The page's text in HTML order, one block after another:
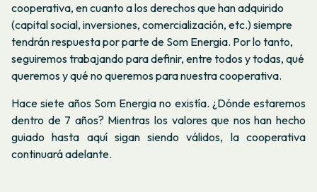
cooperativa, en cuanto a los derechos que han adquirido
(capital social, inversiones, comercialización, etc.) siempre
tendrán respuesta por parte de Som Energia. Por lo tanto,
seguiremos trabajando para definir, entre todos y todas, qué
queremos y qué no queremos para nuestra cooperativa.
Hace siete años Som Energia no existía. ¿Dónde estaremos
dentro de 7 años? Mientras los valores que nos han hecho
guiado hasta aquí sigan siendo válidos, la cooperativa
continuará adelante.